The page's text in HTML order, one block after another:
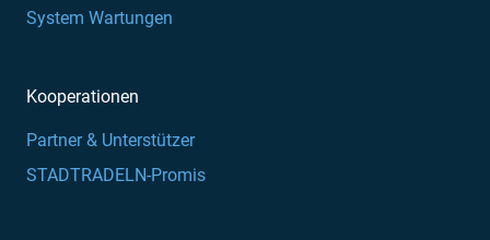
System Wartungen
Kooperationen
Partner & Unterstützer
STADTRADELN-Promis